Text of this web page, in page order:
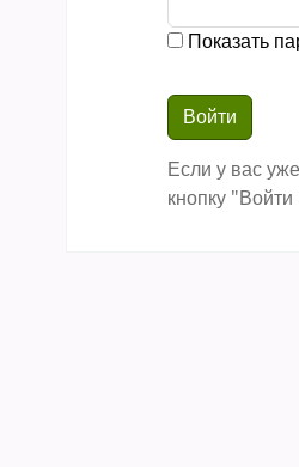
Показать
Если у вас
кнопку